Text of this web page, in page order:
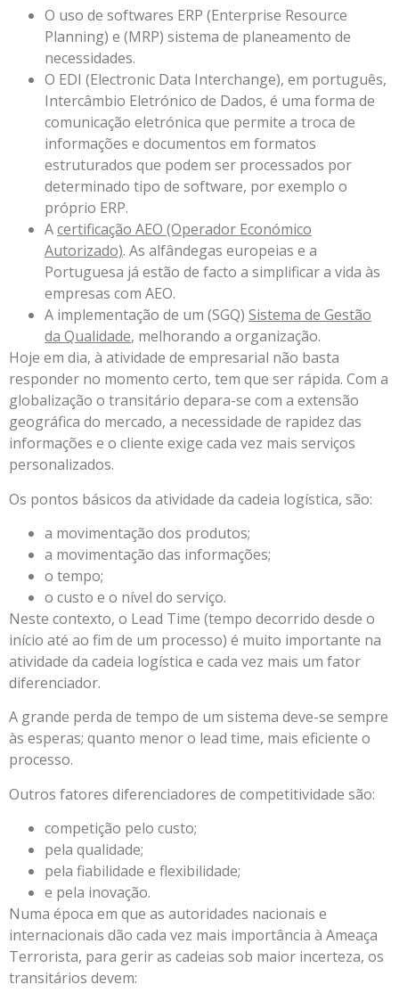
O uso de softwares ERP (Enterprise Resource
Planning) e (MRP) sistema de planeamento de
necessidades.
O EDI (Electronic Data Interchange), em português,
Intercâmbio Eletrónico de Dados, é uma forma de
comunicação eletrónica que permite a troca de
informações e documentos em formatos
estruturados que podem ser processados por
determinado tipo de software, por exemplo o
próprio ERP.
Acertificação AEO (Operador Económico
Autorizado). As alfândegas europeias e a
Portuguesa já estão de facto a simplificar a vida às
empresas com AEO.
A implementação de um (SGQ) Sistema de Gestão
da Qualidade, melhorando a organização.
Hoje em dia, à atividade de empresarial não basta
responder no momento certo, tem que ser rápida. Com a
globalização o transitário depara-se com a extensão
geográfica do mercado, a necessidade de rapidez das
informações e o cliente exige cada vez mais serviços
personalizados.
Os pontos básicos da atividade da cadeia logística, são:
a movimentação dos produtos;
a movimentação das informações;
o tempo;
o custo e o nível do serviço.
Neste contexto, o Lead Time (tempo decorrido desde o
início até ao fim de um processo) é muito importante na
atividade da cadeia logística e cada vez mais um fator
diferenciador.
A grande perda de tempo de um sistema deve-se sempre
às esperas; quanto menor o lead time, mais eficiente o
processo.
Outros fatores diferenciadores de competitividade são:
competição pelo custo;
pela qualidade;
pela fiabilidade e flexibilidade;
e pela inovação.
Numa época em que as autoridades nacionais e
internacionais dão cada vez mais importância à Ameaça
Terrorista, para gerir as cadeias sob maior incerteza, os
transitários devem: